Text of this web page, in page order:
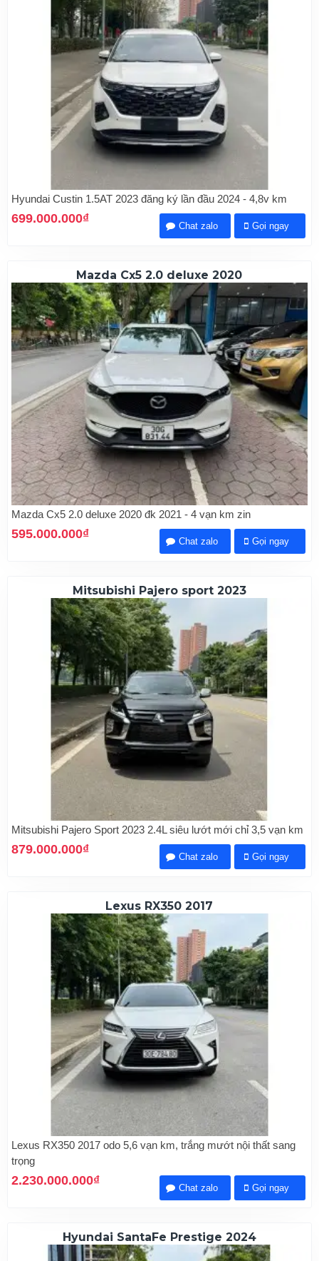
Hyundai Custin 1.5AT 2023 đăng ký lần đầu 2024 - 4,8v km
699.000.000₫
Chat zalo Gọi ngay
Mazda Cx5 2.0 deluxe 2020
Mazda Cx5 2.0 deluxe 2020 đk 2021 - 4 vạn km zin
595.000.000₫
Chat zalo Gọi ngay
Mitsubishi Pajero sport 2023
Mitsubishi Pajero Sport 2023 2.4L siêu lướt mới chỉ 3,5 vạn km
879.000.000₫
Chat zalo Gọi ngay
Lexus RX350 2017
Lexus RX350 2017 odo 5,6 vạn km, trắng mướt nội thất sang
trọng
2.230.000.000₫
Chat zalo Gọi ngay
Hyundai SantaFe Prestige 2024